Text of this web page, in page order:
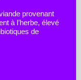
provenant
à l’herbe, élevé
de